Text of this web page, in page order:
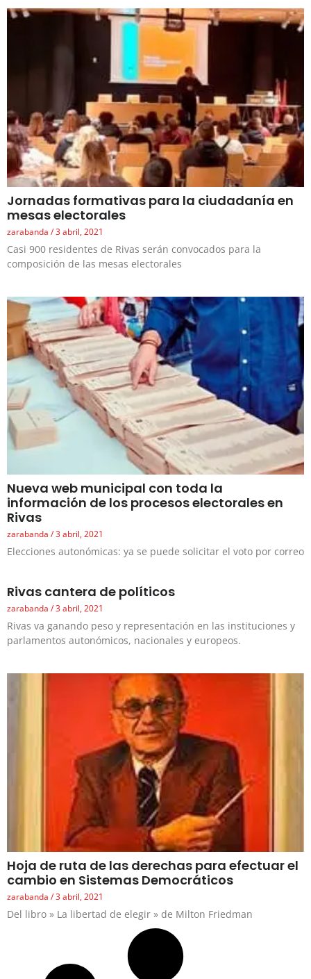
Jornadas formativas para la ciudadanía en
mesas electorales
zarabanda 3 abril, 2021
Casi 900 residentes de Rivas serán convocados para la
composición de las mesas electorales
Nueva web municipal con toda la
información de los procesos electorales en
Rivas
zarabanda 3 abril, 2021
Elecciones autonómicas: ya se puede solicitar el voto por correo
Rivas cantera de políticos
zarabanda 3 abril, 2021
Rivas va ganando peso y representación en las instituciones y
parlamentos autonómicos, nacionales y europeos.
Hoja de ruta de las derechas para efectuar el
cambio en Sistemas Democráticos
zarabanda 3 abril, 2021
Del libro » La libertad de elegir » de Milton Friedman